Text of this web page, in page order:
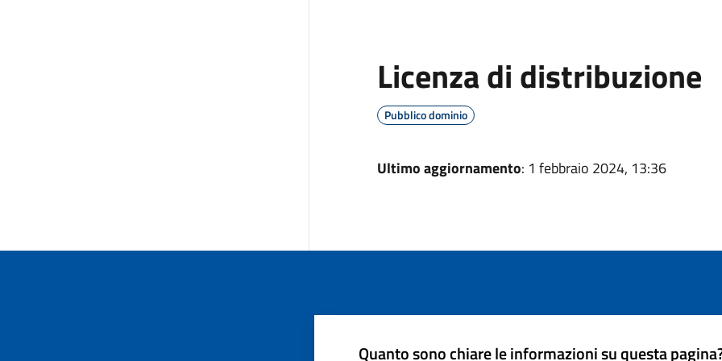
Licenza di distribuzione
Pubblico dominio
Ultimo aggiornamento: 1 febbraio 2024, 13:36
Quanto sono chiare le informazioni su questa